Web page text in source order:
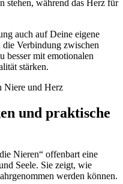
stehen, während das Herz für
auch auf Deine eigene
Verbindung zwischen
besser mit emotionalen
stärken.
und praktische
Nieren“ offenbart eine
Seele. Sie zeigt, wie
werden können.